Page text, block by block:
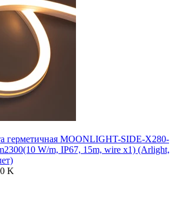
герметичная MOONLIGHT-SIDE-X280-
W/m, IP67, 15m, wire x1) (Arlight,
K